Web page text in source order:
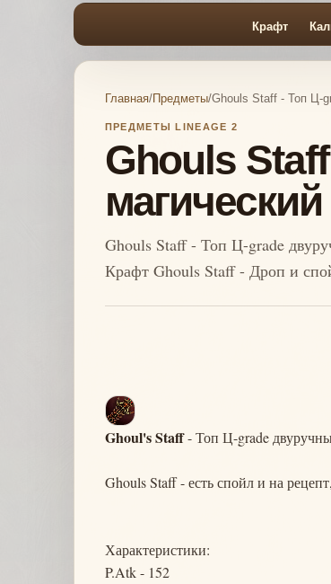
Крафт
Главная/Предметы/Ghouls Staff - Топ Ц-
ПРЕДМЕТЫ LINEAGE 2
Ghouls
Ghouls Staff - Топ Ц-grade
Крафт Ghouls Staff - Дроп и
Ghoul's Staff- Топ Ц-grade
Ghouls Staff - есть спойл и на
Характеристики:
P.Atk - 152